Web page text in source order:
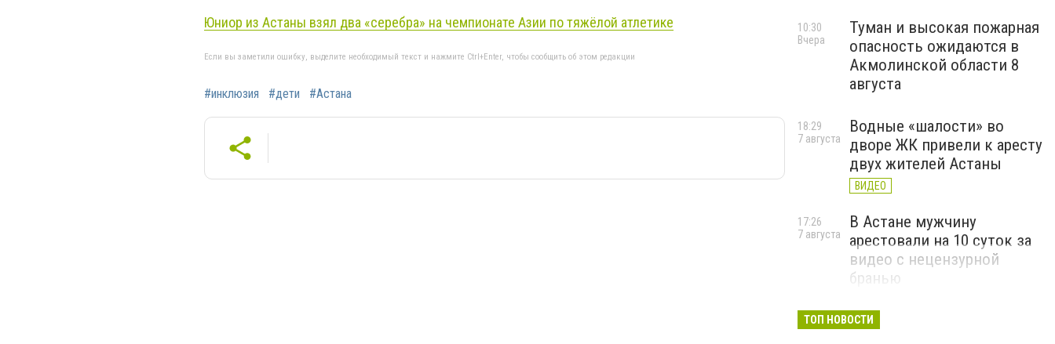
Юниор из Астаны взял два «серебра» на чемпионате Азии по тяжёлой атлетике
Если вы заметили ошибку, выделите необходимый текст и нажмите Ctrl+Enter, чтобы сообщить об этом редакции
#инклюзия #дети #Астана
Туман и высокая пожарная
опасность ожидаются в
Акмолинской области 8
августа
10:30
Вчера
Водные «шалости» во
дворе ЖК привели к аресту
двух жителей Астаны
ВИДЕО
18:29
7 августа
В Астане мужчину
арестовали на 10 суток за
видео с нецензурной
бранью
17:26
7 августа
ТОП НОВОСТИ